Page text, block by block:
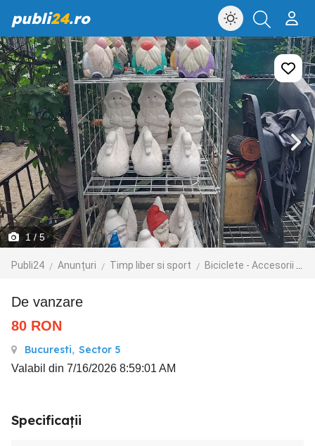
publi24.ro
1/ 5
Publi24 Anunțuri Timp liber si sport Biciclete - Accesorii
de vanzare
80 RON
Bucuresti, Sector 5
Valabil din 7/16/2026 8:59:01 AM
Specificații